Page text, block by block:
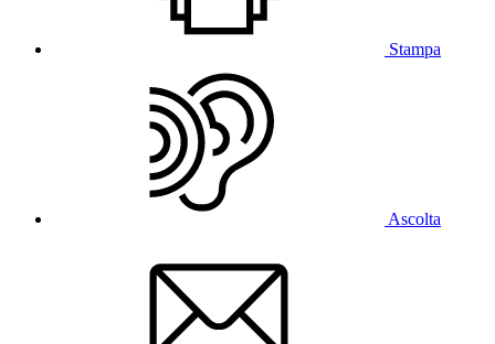
Stampa
Ascolta